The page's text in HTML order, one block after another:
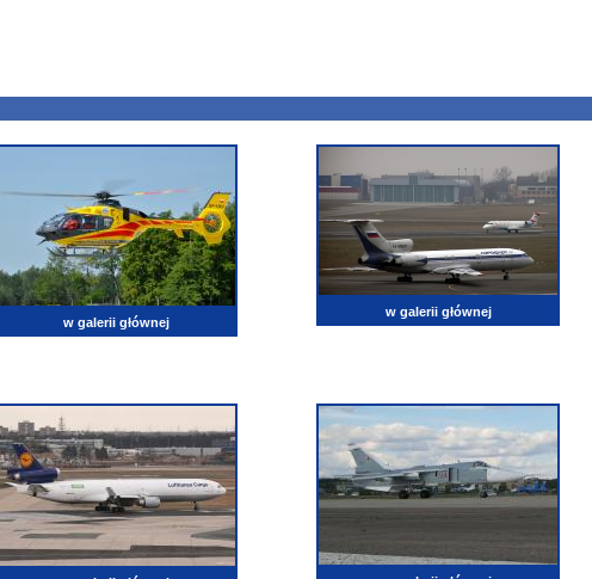
w galerii głównej
w galerii głównej